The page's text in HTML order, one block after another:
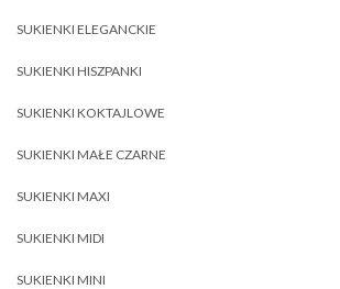
SUKIENKI ELEGANCKIE
SUKIENKI HISZPANKI
SUKIENKI KOKTAJLOWE
SUKIENKI MAŁE CZARNE
SUKIENKI MAXI
SUKIENKI MIDI
SUKIENKI MINI